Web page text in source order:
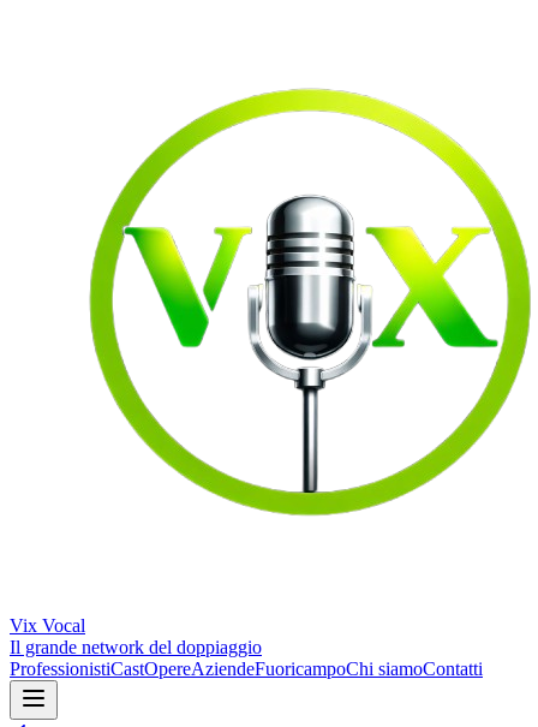
Vix Vocal
Il grande network del doppiaggio
ProfessionistiCastOpereAziendeFuoricampoChi siamoContatti